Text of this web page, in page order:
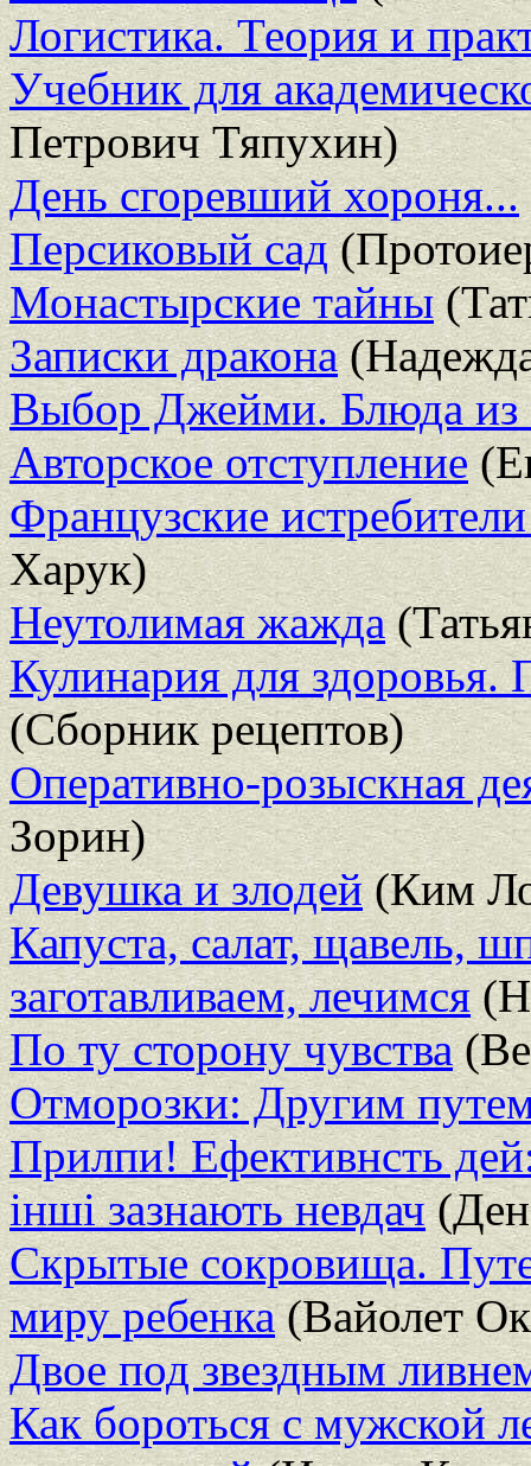
Логистика. Теория и
Учебник для
Петрович Тяпухин)
День сгоревший хороня...
Персиковый сад
Монастырские тайны
Записки дракона
Выбор Джейми. Блюда из
Авторское отступление
Французские
Харук)
Неутолимая жажда
Кулинария для здоровья.
(Сборник рецептов)
Оперативно-розыскная
Зорин)
Девушка и злодей(Ким
Капуста, салат, щавель,
заготавливаем, лечимся
По ту сторону чувства
Отморозки: Другим
Прилпи! Ефективнсть
iншi зазнають невдач
Скрытые сокровища.
миру ребенка(Вайолет
Двое под звездным
Как бороться с мужской